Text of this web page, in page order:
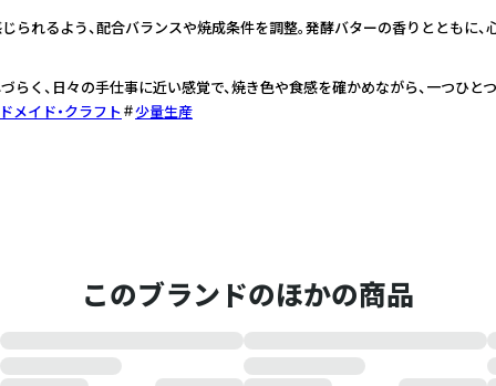
じられるよう、配合バランスや焼成条件を調整。発酵バターの香りとともに
らく、日々の手仕事に近い感覚で、焼き色や食感を確かめながら、一つひと
メイド・クラフト
少量生産
このブランドのほかの商品